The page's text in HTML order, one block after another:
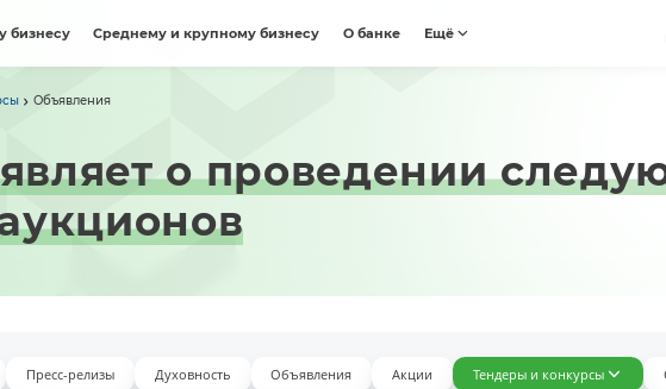
бизнесу Среднему и крупному бизнесу О банке Ещё
Объявления
о проведении
Пресс-релизы Духовность Объявления Акции Тендеры и конкурсы